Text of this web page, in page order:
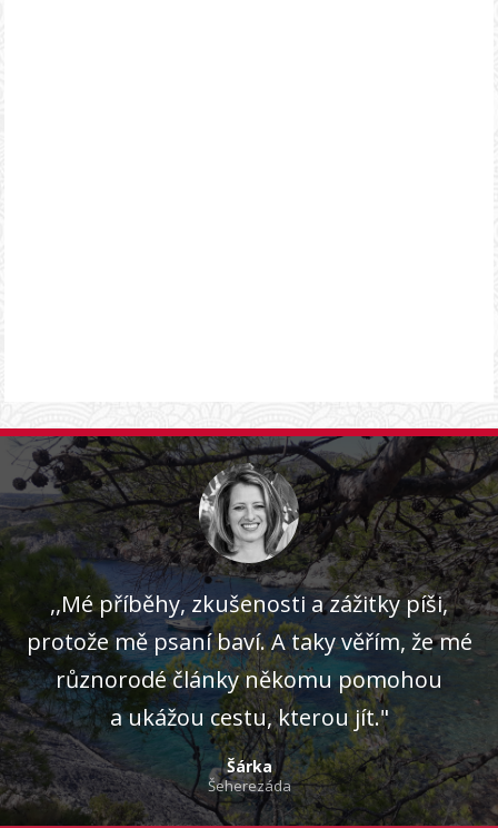
,,Mé příběhy, zkušenosti a zážitky píši,
protože mě psaní baví. A taky věřím, že mé
různorodé články někomu pomohou
a ukážou cestu, kterou jít."
Šárka
Šeherezáda